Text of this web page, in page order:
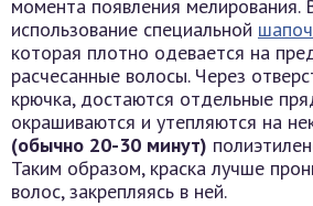
момента появления мелирования.
использование специальной
которая плотно одевается на
расчесанные волосы. Через
крючка, достаются отдельные
окрашиваются и утепляются на
(обычно 20-30 минут)
Таким образом, краска лучше
волос, закрепляясь в ней.